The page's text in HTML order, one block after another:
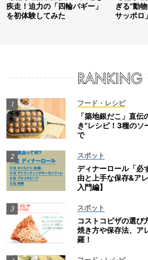
疾走！迫力の「四輪バギー」
を初体験してみた
ぎる”動
サッポロ
フード・レシピ
「築地銀だこ」直
き”レシピ！3種のソ
で
スポット
ディナーロール「必
由と上手な保存&ア
入門編】
スポット
コストコピザの選び
焼き方や保存法、ア
羅！